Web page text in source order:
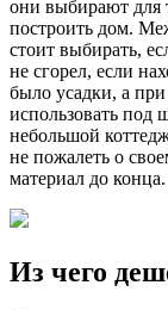
они выбирают для
построить дом.
стоит выбирать,
не сгорел, если
было усадки, а
использовать под
небольшой
не пожалеть о
материал до конца.
Из чего